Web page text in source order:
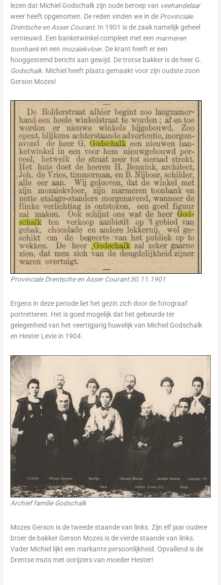
lezen dat Michiel Godschalk zijn oude beroep van veehandelaar
weer heeft opgenomen. De reden vinden we in de Provinciale
Drentsche en Asser Courant. In 1901 is de zaak namelijk geheel
vernieuwd. Een banketwinkel compleet met een marmeren
toonbanken een mozaïekvloer. De krant heeft er een
hooggestemd bericht aan gewijd. De trotse bakker is de heer G.
Godschalk. Michiel heeft plaats gemaakt voor zijn oudste zoon
Gerson Mozes!
Provinciale Drentsche en Asser Courant 30.11.1901
Ergens in deze periode liet het gezin zich door de fotograaf
portretteren. Het is goed mogelijk dat het gebeurde ter
gelegenheid van het veertigjarig huwelijk van Michiel Godschalk
en Hester Levie in 1904.
Archief familie Godschalk
Mozes Gerson is de tweede staande van links. Zijn elf jaar oudere
broer de bakker Gerson Mozes is de vierde staande van links.
Vader Michiel lijkt een markante persoonlijkheid. Opvallend is de
Drentse muts met oorijzers van moeder Hester!